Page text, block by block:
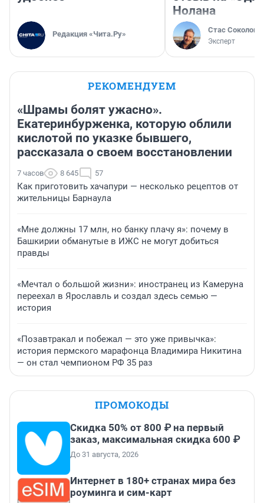
Редакция «Чита.Ру»
Нолана
Стас Соколов
Эксперт
РЕКОМЕНДУЕМ
«Шрамы болят ужасно».
Екатеринбурженка, которую облили
кислотой по указке бывшего,
рассказала о своем восстановлении
7 часов 8 645 57
Как приготовить хачапури — несколько рецептов от
жительницы Барнаула
«Мне должны 17 млн, но банку плачу я»: почему в
Башкирии обманутые в ИЖС не могут добиться
правды
«Мечтал о большой жизни»: иностранец из Камеруна
переехал в Ярославль и создал здесь семью —
история
«Позавтракал и побежал — это уже привычка»:
история пермского марафонца Владимира Никитина
— он стал чемпионом РФ 35 раз
ПРОМОКОДЫ
Скидка 50% от 800 ₽ на первый
заказ, максимальная скидка 600 ₽
До 31 августа, 2026
Интернет в 180+ странах мира без
роуминга и сим-карт